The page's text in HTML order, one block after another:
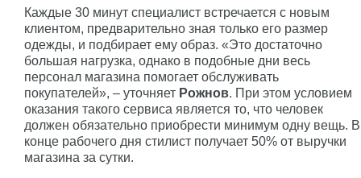
Каждые 30 минут специалист встречается с новым
клиентом, предварительно зная только его размер
одежды, и подбирает ему образ. «Это достаточно
большая нагрузка, однако в подобные дни весь
персонал магазина помогает обслуживать
покупателей», – уточняет Рожнов. При этом условием
оказания такого сервиса является то, что человек
должен обязательно приобрести минимум одну вещь. В
конце рабочего дня стилист получает 50% от выручки
магазина за сутки.